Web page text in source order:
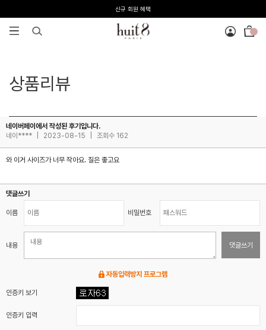
전 회원 무료배송 / 1회 사이즈 교환 무료
상품리뷰
네이버페이에서 작성된 후기입니다.
네이****
2023-08-15 조회수 162
와 이거 사이즈가 너무 작아요. 질은 좋고요
댓글쓰기
이름 비밀번호
내용 댓글쓰기
자동입력방지 프로그램
인증키 보기
인증키 입력